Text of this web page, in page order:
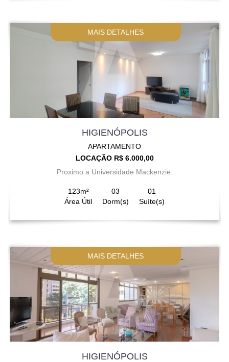
MAIS DETALHES
HIGIENÓPOLIS
APARTAMENTO
LOCAÇÃO R$ 6.000,00
Proximo a Universidade Mackenzie.
123m²
Área Útil
03
Dorm(s)
01
Suíte(s)
MAIS DETALHES
HIGIENÓPOLIS